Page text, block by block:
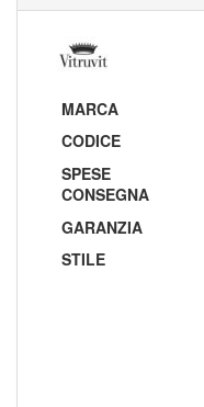
MARCA
CODICE
SPESE
CONSEGNA
GARANZIA
STILE